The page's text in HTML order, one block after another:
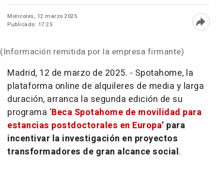
Miércoles, 12 marzo 2025
Publicado: 17:25
(Información remitida por la empresa firmante)
Madrid, 12 de marzo de 2025. - Spotahome, la
plataforma online de alquileres de media y larga
duración, arranca la segunda edición de su
programa ‘Beca Spotahome de movilidad para
estancias postdoctorales en Europa’ para
incentivar la investigación en proyectos
transformadores de gran alcance social.